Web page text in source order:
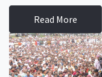
Read More